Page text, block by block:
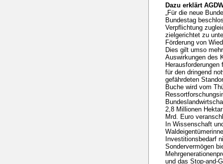
Dazu erklärt
„Für die neue
Bundestag
Verpflichtung
zielgerichtet zu
Förderung von
Dies gilt umso
Auswirkungen des
für den dringend
gefährdeten
Buche wird vom
2,8 Millionen
Mrd. Euro
In Wissenschaft
Investitionsbedarf
Sondervermögen
und das Stop-and-